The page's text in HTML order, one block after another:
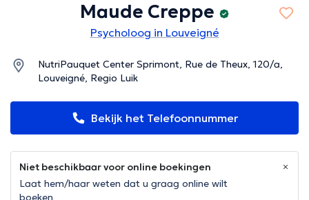
Maude Creppe
Psycholoog in Louveigné
NutriPauquet Center Sprimont, Rue de Theux, 120/a,
Louveigné, Regio Luik
Bekijk het Telefoonnummer
Niet beschikbaar voor online boekingen
Laat hem/haar weten dat u graag online wilt
boeken